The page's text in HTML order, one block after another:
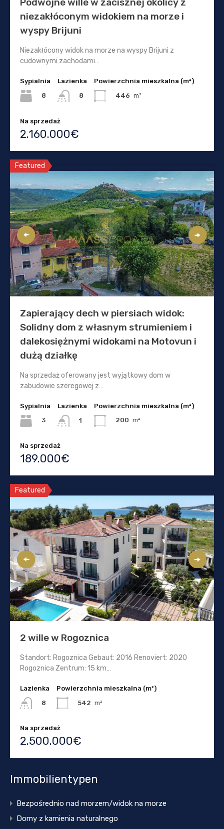
Podwójne wille w zacisznej okolicy z
niezakłóconym widokiem na morze i
wyspy Brijuni
Niezakłócony widok na morze na wyspy Brijuni z
cudownymi zachodami…
Sypialnia
8
Lazienka
8
Powierzchnia mieszkalna (m²)
446 m²
Na sprzedaż
2.160.000€
Featured
Zapierający dech w piersiach widok:
Solidny dom z własnym strumieniem i
dalekosiężnymi widokami na Motovun i
dużą działkę
Na sprzedaż oferowany jest wyjątkowy dom w
zabudowie szeregowej z…
Sypialnia
3
Lazienka
1
Powierzchnia mieszkalna (m²)
200 m²
Na sprzedaż
189.000€
Featured
2 wille w Rogoznica
Standort: Rogoznica Gebaut: 2016 Renoviert: 2020
Rogoznica Zentrum: 15 km…
Lazienka
8
Powierzchnia mieszkalna (m²)
542 m²
Na sprzedaż
2.500.000€
Immobilientypen
Bezpośrednio nad morzem/widok na morze
Domy z kamienia naturalnego